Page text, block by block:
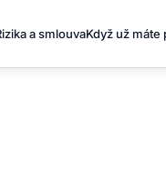
a smlouvaKdyž už máte